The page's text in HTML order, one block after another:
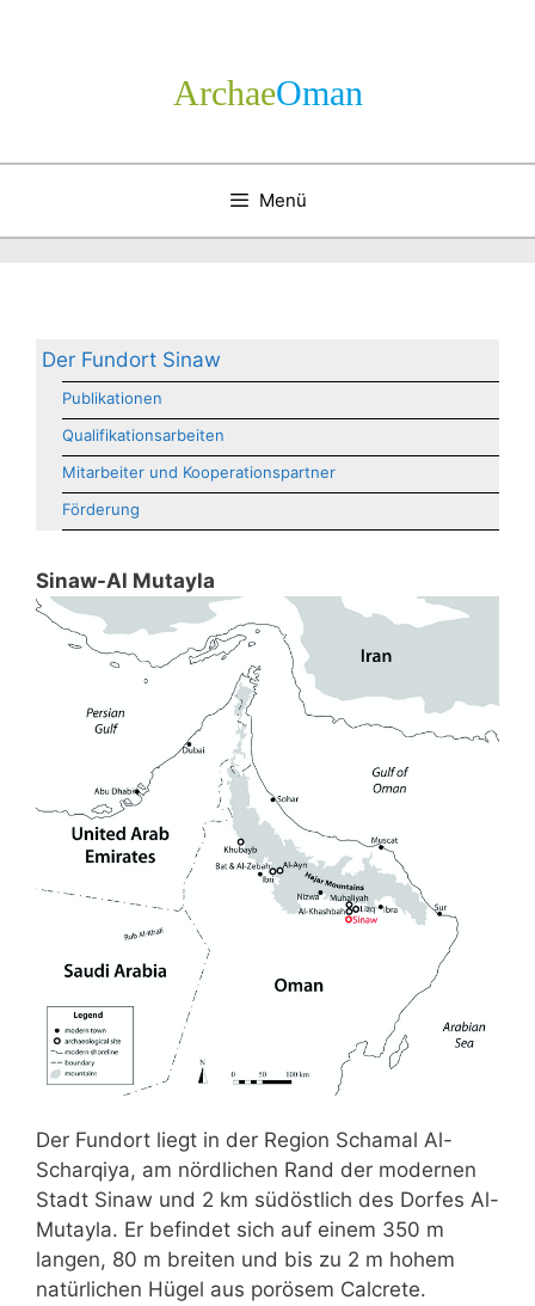
Archae­Oman
Menü
Der Fundort Sinaw
Publikationen
Qualifikationsarbeiten
Mitarbeiter und Kooperationspartner
Förderung
Sinaw-Al Mutayla
Der Fundort liegt in der Region Schamal Al-
Scharqiya, am nördlichen Rand der modernen
Stadt Sinaw und 2 km südöstlich des Dorfes Al-
Mutayla. Er befindet sich auf einem 350 m
langen, 80 m breiten und bis zu 2 m hohem
natürlichen Hügel aus porösem Calcrete.